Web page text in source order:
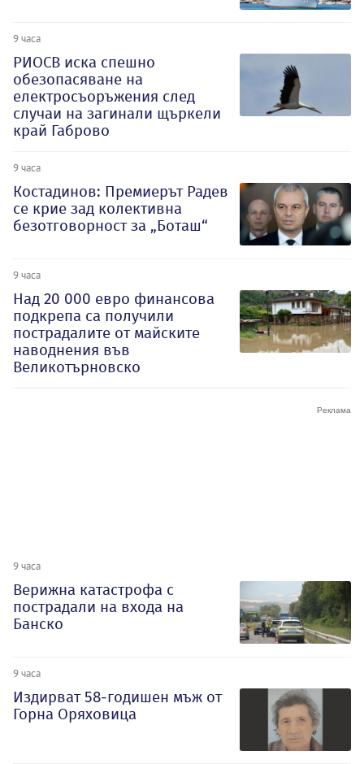
9 часа
РИОСВ иска спешно
обезопасяване на
електросъоръжения след
случаи на загинали щъркели
край Габрово
9 часа
Костадинов: Премиерът Радев
се крие зад колективна
безотговорност за „Боташ“
9 часа
Над 20 000 евро финансова
подкрепа са получили
пострадалите от майските
наводнения във
Великотърновско
9 часа
Верижна катастрофа с
пострадали на входа на
Банско
9 часа
Издирват 58-годишен мъж от
Горна Оряховица